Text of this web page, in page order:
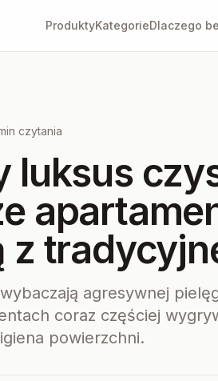
ProduktyKategorieDlaczego
czytania
luksus
z
agresywnej
coraz częściej
powierzchni.